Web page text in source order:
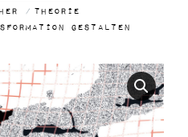
Theorie
gestalten